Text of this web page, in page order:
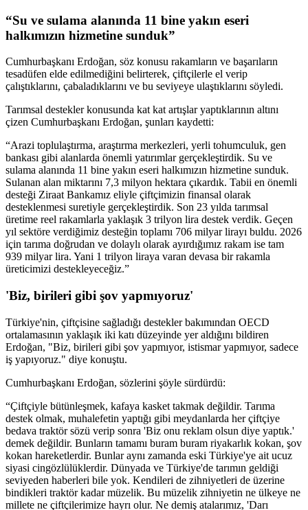
“Su ve sulama alanında 11 bine yakın eseri
halkımızın hizmetine sunduk”
Cumhurbaşkanı Erdoğan, söz konusu rakamların ve başarıların
tesadüfen elde edilmediğini belirterek, çiftçilerle el verip
çalıştıklarını, çabaladıklarını ve bu seviyeye ulaştıklarını söyledi.
Tarımsal destekler konusunda kat kat artışlar yaptıklarının altını
çizen Cumhurbaşkanı Erdoğan, şunları kaydetti:
“Arazi toplulaştırma, araştırma merkezleri, yerli tohumculuk, gen
bankası gibi alanlarda önemli yatırımlar gerçekleştirdik. Su ve
sulama alanında 11 bine yakın eseri halkımızın hizmetine sunduk.
Sulanan alan miktarını 7,3 milyon hektara çıkardık. Tabii en önemli
desteği Ziraat Bankamız eliyle çiftçimizin finansal olarak
desteklenmesi suretiyle gerçekleştirdik. Son 23 yılda tarımsal
üretime reel rakamlarla yaklaşık 3 trilyon lira destek verdik. Geçen
yıl sektöre verdiğimiz desteğin toplamı 706 milyar lirayı buldu. 2026
için tarıma doğrudan ve dolaylı olarak ayırdığımız rakam ise tam
939 milyar lira. Yani 1 trilyon liraya varan devasa bir rakamla
üreticimizi destekleyeceğiz.”
'Biz, birileri gibi şov yapmıyoruz'
Türkiye'nin, çiftçisine sağladığı destekler bakımından OECD
ortalamasının yaklaşık iki katı düzeyinde yer aldığını bildiren
Erdoğan, "Biz, birileri gibi şov yapmıyor, istismar yapmıyor, sadece
iş yapıyoruz." diye konuştu.
Cumhurbaşkanı Erdoğan, sözlerini şöyle sürdürdü:
“Çiftçiyle bütünleşmek, kafaya kasket takmak değildir. Tarıma
destek olmak, muhalefetin yaptığı gibi meydanlarda her çiftçiye
bedava traktör sözü verip sonra 'Biz onu reklam olsun diye yaptık.'
demek değildir. Bunların tamamı buram buram riyakarlık kokan, şov
kokan hareketlerdir. Bunlar aynı zamanda eski Türkiye'ye ait ucuz
siyasi cingözlülüklerdir. Dünyada ve Türkiye'de tarımın geldiği
seviyeden haberleri bile yok. Kendileri de zihniyetleri de üzerine
bindikleri traktör kadar müzelik. Bu müzelik zihniyetin ne ülkeye ne
millete ne çiftçilerimize hayrı olur. Ne demiş atalarımız, 'Darı